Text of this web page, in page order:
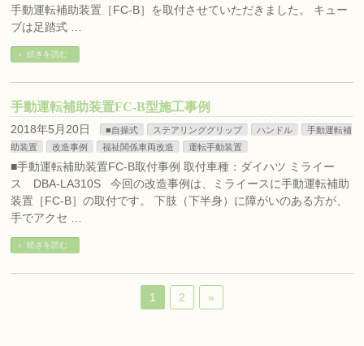
手動運転補助装置［FC-B］を取付させていただきました。 キュー
ブは足踏式 …
続きを読む
手動運転補助装置FC-B型施工事例
2018年5月20日 ■自操式 ステアリンググリップ ハンドル
手動運転補
助装置
改造事例 福祉関係車両改造 運転手動装置
■手動運転補助装置FC-B取付事例 取付車種：ダイハツ ミライー
ス DBA-LA310S 今回の改造事例は、ミライースに手動運転補助
装置［FC-B］の取付です。 下肢（下半身）に障がいのある方が、
手でアクセ …
続きを読む
1 2 »